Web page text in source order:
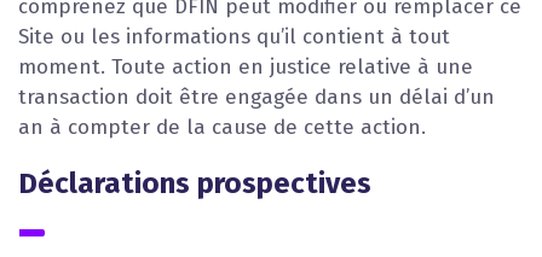
comprenez que DFIN peut modifier ou remplacer ce
Site ou les informations qu’il contient à tout
moment. Toute action en justice relative à une
transaction doit être engagée dans un délai d’un
an à compter de la cause de cette action.
Déclarations prospectives